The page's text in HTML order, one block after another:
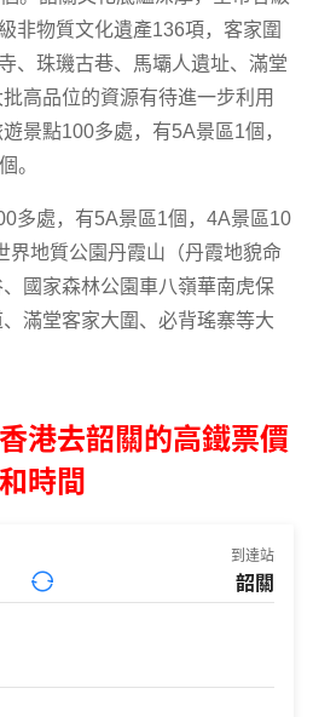
非物質文化遺產136項，客家圍
、珠璣古巷、馬壩人遺址、滿堂
高品位的資源有待進一步利用
景點100多處，有5A景區1個，
。
多處，有5A景區1個，4A景區10
界地質公園丹霞山（丹霞地貌命
國家森林公園車八嶺華南虎保
滿堂客家大圍、必背瑤寨等大
港去韶關的高鐵票價
和時間
到達站